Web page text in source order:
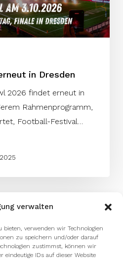
verwalten
verwenden wir Technologien
zu speichern und/oder darauf
zustimmst, können wir
eindeutige IDs auf dieser Website
in Dresden
2026 findet erneut in
Rahmenprogramm,
Football-Festival…